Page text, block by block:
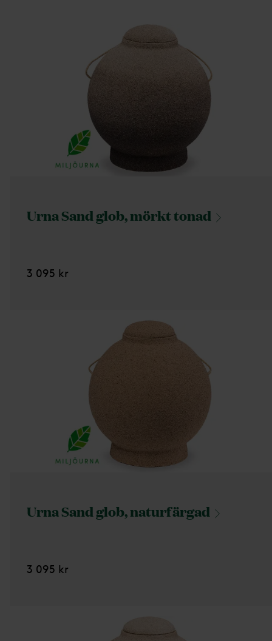
Urna Sand glob, mörkttonad
3 095 kr
Urna Sand glob,naturfärgad
3 095 kr